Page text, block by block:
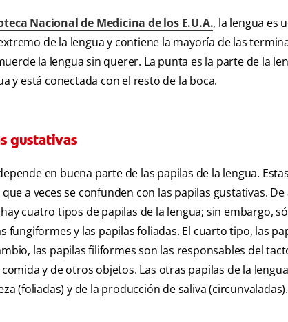
Nacional de Medicina de los E.U.A., la lengua es
de la lengua y contiene la mayoría de las
la lengua sin querer. La punta es la parte de la
y está conectada con el resto de la boca.
gustativas
en buena parte de las papilas de la lengua.
a veces se confunden con las papilas gustativas.
hay cuatro tipos de papilas de la lengua; sin embargo,
fungiformes y las papilas foliadas. El cuarto tipo, las
las papilas filiformes son las responsables del
y de otros objetos. Las otras papilas de la
(foliadas) y de la producción de saliva (circunvaladas).